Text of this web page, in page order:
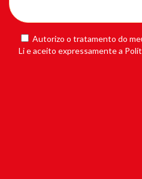
Autorizo o tratamento do
Li e aceito expressamente a